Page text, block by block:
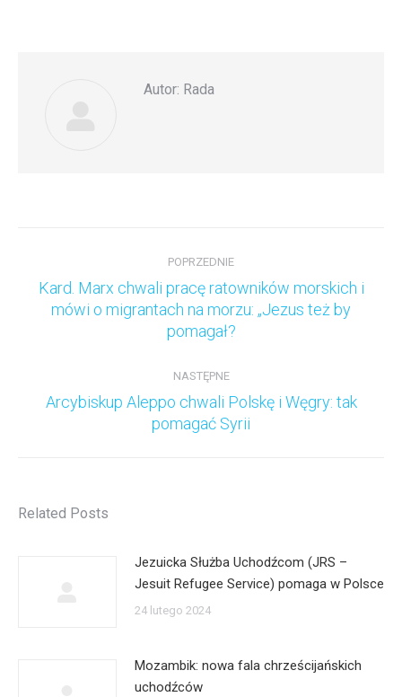
Autor: Rada
POPRZEDNIE
Poprzedni
wpis:
Kard. Marx chwali pracę ratowników morskich i
mówi o migrantach na morzu: „Jezus też by
pomagał?
NASTĘPNE
Następny
wpis:
Arcybiskup Aleppo chwali Polskę i Węgry: tak
pomagać Syrii
Related Posts
Jezuicka Służba Uchodźcom (JRS –
Jesuit Refugee Service) pomaga w Polsce
24 lutego 2024
Mozambik: nowa fala chrześcijańskich
uchodźców